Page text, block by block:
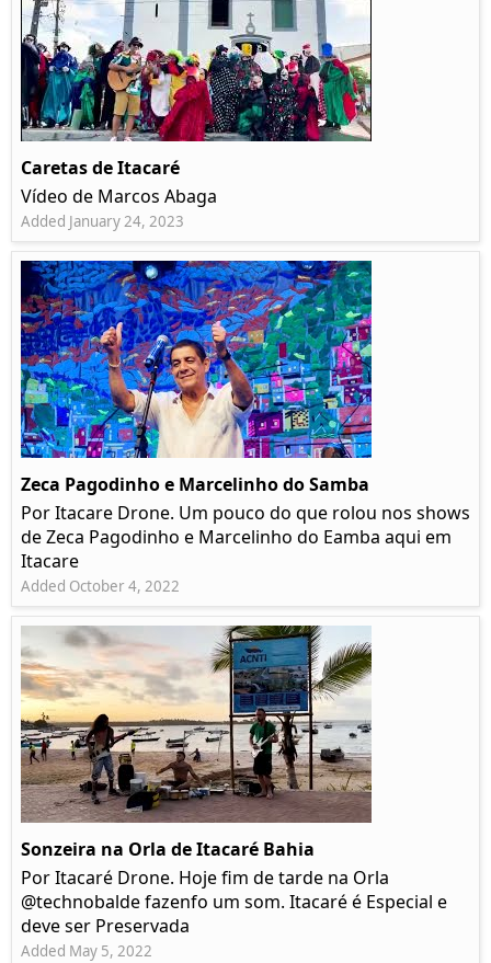
Caretas de Itacaré
Vídeo de Marcos Abaga
Added January 24, 2023
Zeca Pagodinho e Marcelinho do Samba
Por Itacare Drone. Um pouco do que rolou nos shows
de Zeca Pagodinho e Marcelinho do Eamba aqui em
Itacare
Added October 4, 2022
Sonzeira na Orla de Itacaré Bahia
Por Itacaré Drone. Hoje fim de tarde na Orla
@technobalde fazenfo um som. Itacaré é Especial e
deve ser Preservada
Added May 5, 2022